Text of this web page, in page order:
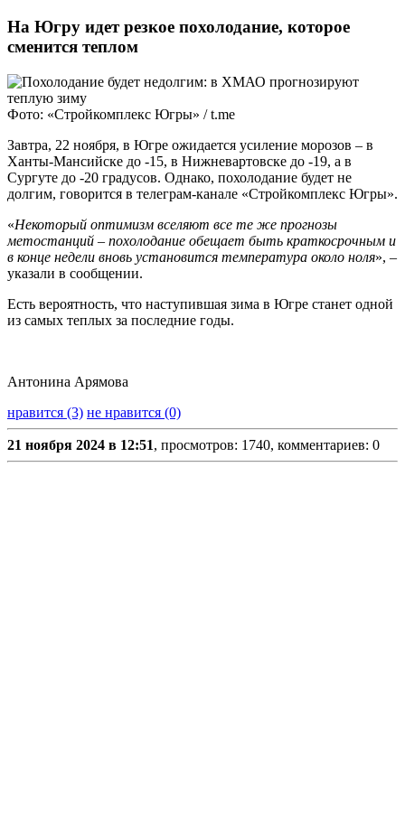
На Югру идет резкое похолодание, которое
сменится теплом
Фото: «Стройкомплекс Югры» / t.me
Завтра, 22 ноября, в Югре ожидается усиление морозов ‒ в
Ханты-Мансийске до -15, в Нижневартовске до -19, а в
Сургуте до -20 градусов. Однако, похолодание будет не
долгим, говорится в телеграм-канале «Стройкомплекс Югры».
«Некоторый оптимизм вселяют все те же прогнозы
метостанций – похолодание обещает быть краткосрочным и
в конце недели вновь установится температура около ноля», ‒
указали в сообщении.
Есть вероятность, что наступившая зима в Югре станет одной
из самых теплых за последние годы.
Антонина Арямова
нравится (3) не нравится (0)
21 ноября 2024 в 12:51, просмотров: 1740, комментариев: 0